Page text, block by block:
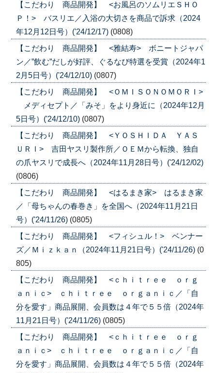
【こだわり 商品開発】 <お風呂のソムリエＳＨＯ
Ｐ！> バスリエ／入浴の大切さを商品で訴求（2024
年12月12日号）('24/12/17) (0808)
【こだわり 商品開発】 <雅結寿> ボニートジャパ
ン／”飲む”だしが好評、ぐるなび特選を受賞（2024年1
2月5日号）('24/12/10) (0807)
【こだわり 商品開発】 <ＯＭＩＳＯＮＯＭＯＲＩ>
メディセプト／「みそ」をより身近に（2024年12月
5日号）('24/12/10) (0807)
【こだわり 商品開発】 <ＹＯＳＨＩＤＡ ＹＡＳ
ＵＲＩ> 吉田ヤスリ製作所／ＯＥＭから転換、独自
の爪ヤスリで成長へ（2024年11月28日号）('24/12/02)
(0806)
【こだわり 商品開発】 <はるまき家> はるまき家
／「母ちゃんの春巻き」を全国へ（2024年11月21日
号）('24/11/26) (0805)
【こだわり 商品開発】 <フィシュル！> ベンナー
ズ／Ｍｉｚｋａｎ（2024年11月21日号）('24/11/26) (0
805)
【こだわり 商品開発】 <ｃｈｉｔｒｅｅ ｏｒｇ
ａｎｉｃ> ｃｈｉｔｒｅｅ ｏｒｇａｎｉｃ／「自
分を愛す」商品展開、会員数は４年で５５倍（2024年
11月21日号）('24/11/26) (0805)
【こだわり 商品開発】 <ｃｈｉｔｒｅｅ ｏｒｇ
ａｎｉｃ> ｃｈｉｔｒｅｅ ｏｒｇａｎｉｃ／「自
分を愛す」商品展開、会員数は４年で５５倍（2024年